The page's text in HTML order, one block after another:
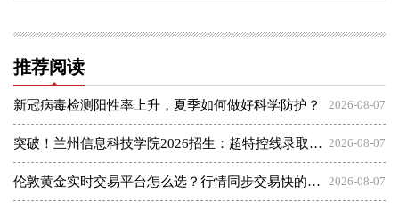
推荐阅读
2026-08-07
新冠病毒检测阳性率上升，夏季如何做好科学防护？
2026-08-07
突破！兰州信息科技学院2026招生：超特控线录取13人！
2026-08-07
伦敦黄金实时交易平台怎么选？行情同步交易快的平台盘点